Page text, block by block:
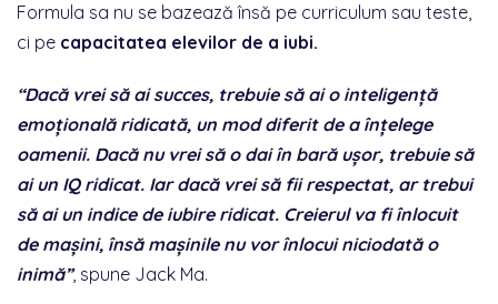
Formula sa nu se bazează însă pe curriculum sau teste,
ci pe capacitatea elevilor de a iubi.
“Dacă vrei să ai succes, trebuie să ai o inteligență
emoțională ridicată, un mod diferit de a înțelege
oamenii. Dacă nu vrei să o dai în bară ușor, trebuie să
ai un IQ ridicat. Iar dacă vrei să fii respectat, ar trebui
să ai un indice de iubire ridicat. Creierul va fi înlocuit
de mașini, însă mașinile nu vor înlocui niciodată o
inimă”, spune Jack Ma.